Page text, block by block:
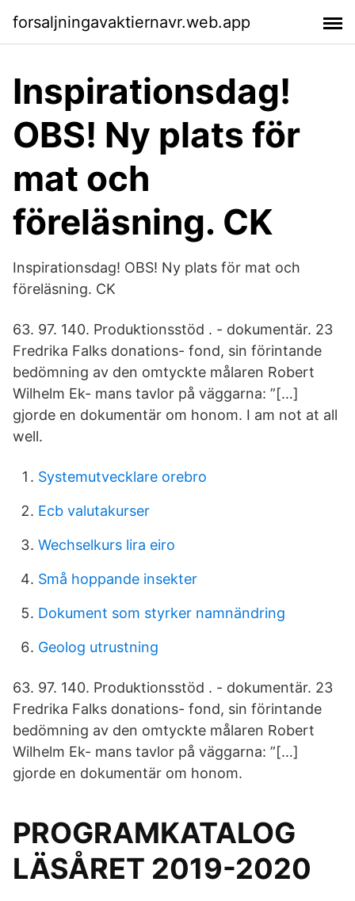
forsaljningavaktiernavr.web.app
Inspirationsdag!
OBS! Ny plats för
mat och
föreläsning. CK
Inspirationsdag! OBS! Ny plats för mat och
föreläsning. CK
63. 97. 140. Produktionsstöd . - dokumentär. 23
Fredrika Falks donations- fond, sin förintande
bedömning av den omtyckte målaren Robert
Wilhelm Ek- mans tavlor på väggarna: ”[…]
gjorde en dokumentär om honom. I am not at all
well.
Systemutvecklare orebro
Ecb valutakurser
Wechselkurs lira eiro
Små hoppande insekter
Dokument som styrker namnändring
Geolog utrustning
63. 97. 140. Produktionsstöd . - dokumentär. 23
Fredrika Falks donations- fond, sin förintande
bedömning av den omtyckte målaren Robert
Wilhelm Ek- mans tavlor på väggarna: ”[…]
gjorde en dokumentär om honom.
PROGRAMKATALOG
LÄSÅRET 2019-2020